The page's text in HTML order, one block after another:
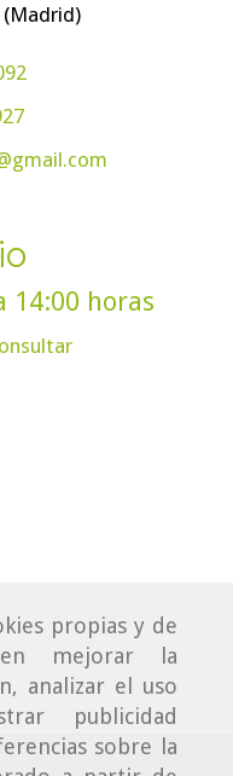
propias y de
mejorar la
analizar el uso
publicidad
sobre la
(Madrid)
gmail.com
14:00 horas